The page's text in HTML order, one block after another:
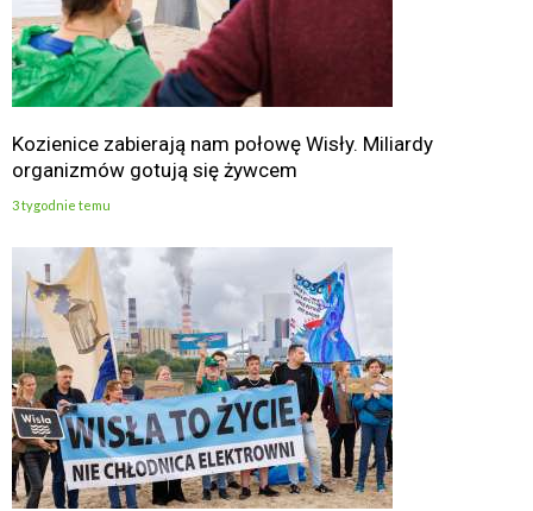
Kozienice zabierają nam połowę Wisły. Miliardy
organizmów gotują się żywcem
3 tygodnie temu